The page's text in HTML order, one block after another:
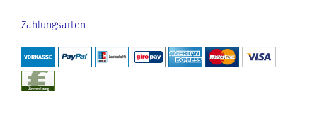
Zahlungsarten